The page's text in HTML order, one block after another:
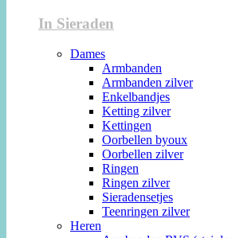
In Sieraden
Dames
Armbanden
Armbanden zilver
Enkelbandjes
Ketting zilver
Kettingen
Oorbellen byoux
Oorbellen zilver
Ringen
Ringen zilver
Sieradensetjes
Teenringen zilver
Heren